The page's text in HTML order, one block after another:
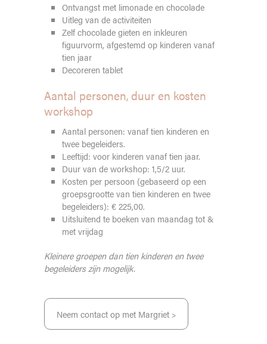
Ontvangst met limonade en chocolade
Uitleg van de activiteiten
Zelf chocolade gieten en inkleuren
figuurvorm, afgestemd op kinderen vanaf
tien jaar
Decoreren tablet
Aantal personen, duur en kosten
workshop
Aantal personen: vanaf tien kinderen en
twee begeleiders.
Leeftijd: voor kinderen vanaf tien jaar.
Duur van de workshop: 1,5/2 uur.
Kosten per persoon (gebaseerd op een
groepsgrootte van tien kinderen en twee
begeleiders): € 225,00.
Uitsluitend te boeken van maandag tot &
met vrijdag
Kleinere groepen dan tien kinderen en twee
begeleiders zijn mogelijk.
Neem contact op met Margriet >